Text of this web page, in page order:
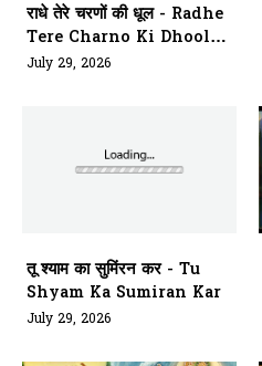
राधे तेरे चरणों की धूल - Radhe
Tere Charno Ki Dhool
Jo Mil
July 29, 2026
तू श्याम का सुमिंरन कर - Tu
Shyam Ka Sumiran Kar
July 29, 2026